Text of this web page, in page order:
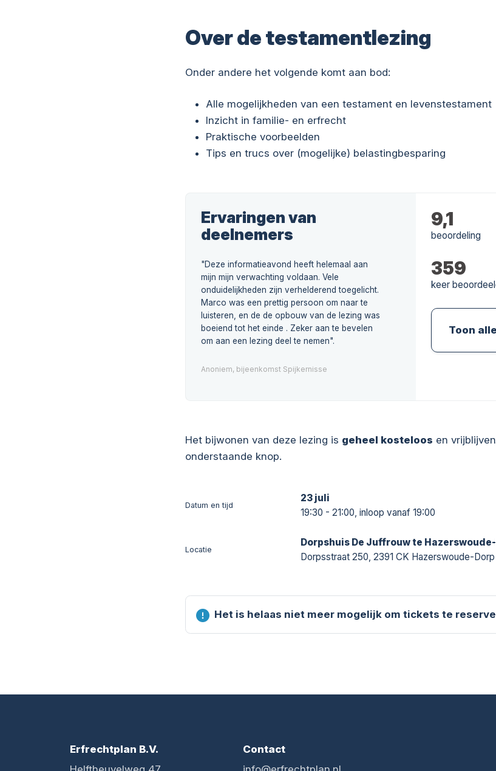
Over de testamentlezing
Onder andere het volgende komt aan bod:
Alle mogelijkheden van een testament en levenstestament
Inzicht in familie- en erfrecht
Praktische voorbeelden
Tips en trucs over (mogelijke) belastingbesparing
Ervaringen van
deelnemers
"Deze informatieavond heeft helemaal aan
mijn mijn verwachting voldaan. Vele
onduidelijkheden zijn verhelderend toegelicht.
Marco was een prettig persoon om naar te
luisteren, en de de opbouw van de lezing was
boeiend tot het einde . Zeker aan te bevelen
om aan een lezing deel te nemen".
Anoniem, bijeenkomst Spijkernisse
9,1
beoordeling
359
keer
Toon
Het bijwonen van deze lezing is geheel kosteloos en
onderstaande knop.
Datum en tijd
23 juli
19:30 - 21:00, inloop vanaf 19:00
Locatie
Dorpshuis De Juffrouw te
Dorpsstraat 250, 2391 CK Hazerswoude-Dorp
Het is helaas niet meer mogelijk om tickets te
Erfrechtplan B.V.
Contact